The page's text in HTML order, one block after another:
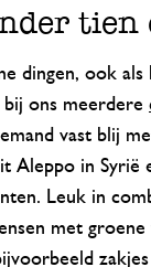
tien
dingen, ook als
bij ons meerdere
vast blij
Aleppo in Syrië
Leuk in
met
zakjes